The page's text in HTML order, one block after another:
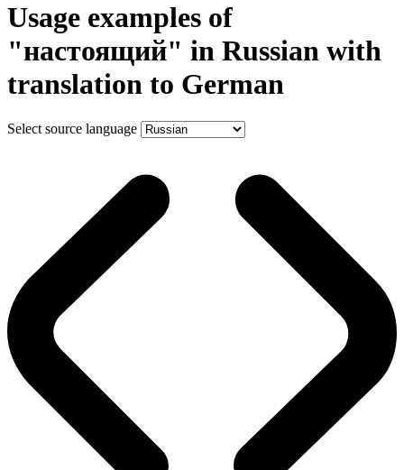
Usage examples of
"настоящий" in Russian with
translation to German
Select source language